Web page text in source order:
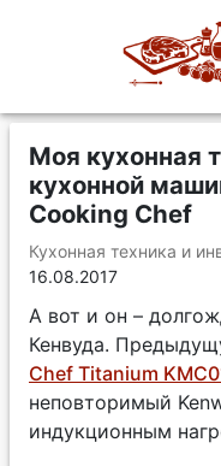
Моя кухонная
кухонной
Cooking Chef
Кухонная техника и
16.08.2017
А вот и он –
Кенвуда.
Chef Titanium
неповторимый
индукционным